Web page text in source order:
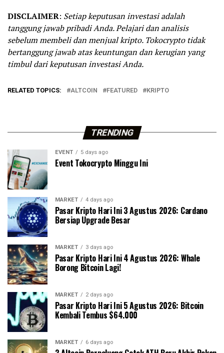
DISCLAIMER: Setiap keputusan investasi adalah
tanggung jawab pribadi Anda. Pelajari dan analisis
sebelum membeli dan menjual kripto. Tokocrypto tidak
bertanggung jawab atas keuntungan dan kerugian yang
timbul dari keputusan investasi Anda.
RELATED TOPICS: ALTCOIN FEATURED KRIPTO
TRENDING
EVENT 5 days ago
Event Tokocrypto Minggu Ini
MARKET 4 days ago
Pasar Kripto Hari Ini 3 Agustus 2026: Cardano
Bersiap Upgrade Besar
MARKET 3 days ago
Pasar Kripto Hari Ini 4 Agustus 2026: Whale
Borong Bitcoin Lagi!
MARKET 2 days ago
Pasar Kripto Hari Ini 5 Agustus 2026: Bitcoin
Kembali Tembus $64.000
MARKET 6 days ago